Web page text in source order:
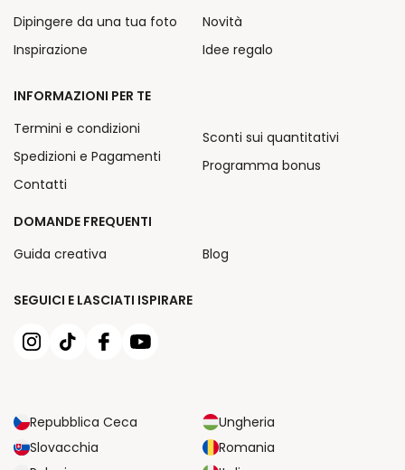
SEGUICI E LASCIATI ISPIRARE
Repubblica Ceca
Ungheria
Slovacchia
Romania
Dipingere da una tua foto
Inspirazione
Novità
Idee regalo
INFORMAZIONI PER TE
Termini e condizioni
Spedizioni e Pagamenti
Contatti
Sconti sui quantitativi
Programma bonus
DOMANDE FREQUENTI
Guida creativa
Blog